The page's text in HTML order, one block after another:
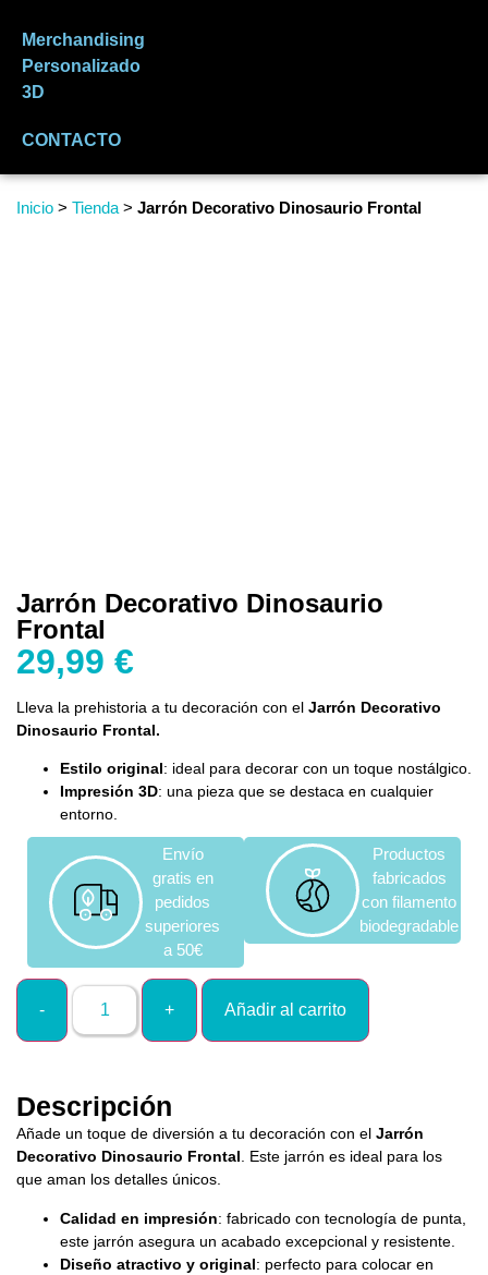
Merchandising
Personalizado
3D
CONTACTO
Inicio > Tienda > Jarrón Decorativo Dinosaurio Frontal
Jarrón Decorativo Dinosaurio
Frontal
29,99 €
Lleva la prehistoria a tu decoración con el Jarrón Decorativo
Dinosaurio Frontal.
Estilo original: ideal para decorar con un toque nostálgico.
Impresión 3D: una pieza que se destaca en cualquier
entorno.
Envío
gratis en
pedidos
superiores
a 50€
Productos
fabricados
con filamento
biodegradable
Añadir al carrito
Descripción
Añade un toque de diversión a tu decoración con el Jarrón
Decorativo Dinosaurio Frontal. Este jarrón es ideal para los
que aman los detalles únicos.
Calidad en impresión: fabricado con tecnología de punta,
este jarrón asegura un acabado excepcional y resistente.
Diseño atractivo y original: perfecto para colocar en